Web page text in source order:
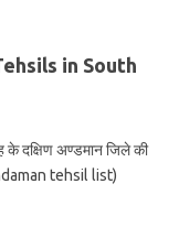
in South
दक्षिण अण्डमान जिले की
tehsil list)